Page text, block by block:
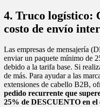
4. Truco logístico:
costo de envío
Las empresas de mensajería
enviar un paquete mínimo de
debido a la tarifa base. Si
de más. Para ayudar a las
extensiones de cabello B2B,
pedido recurrente que
25% de DESCUENTO en el